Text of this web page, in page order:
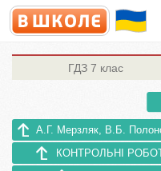
ГДЗ 7 клас
А.Г. Мерзляк, В.Б.
КОНТРОЛЬНІ